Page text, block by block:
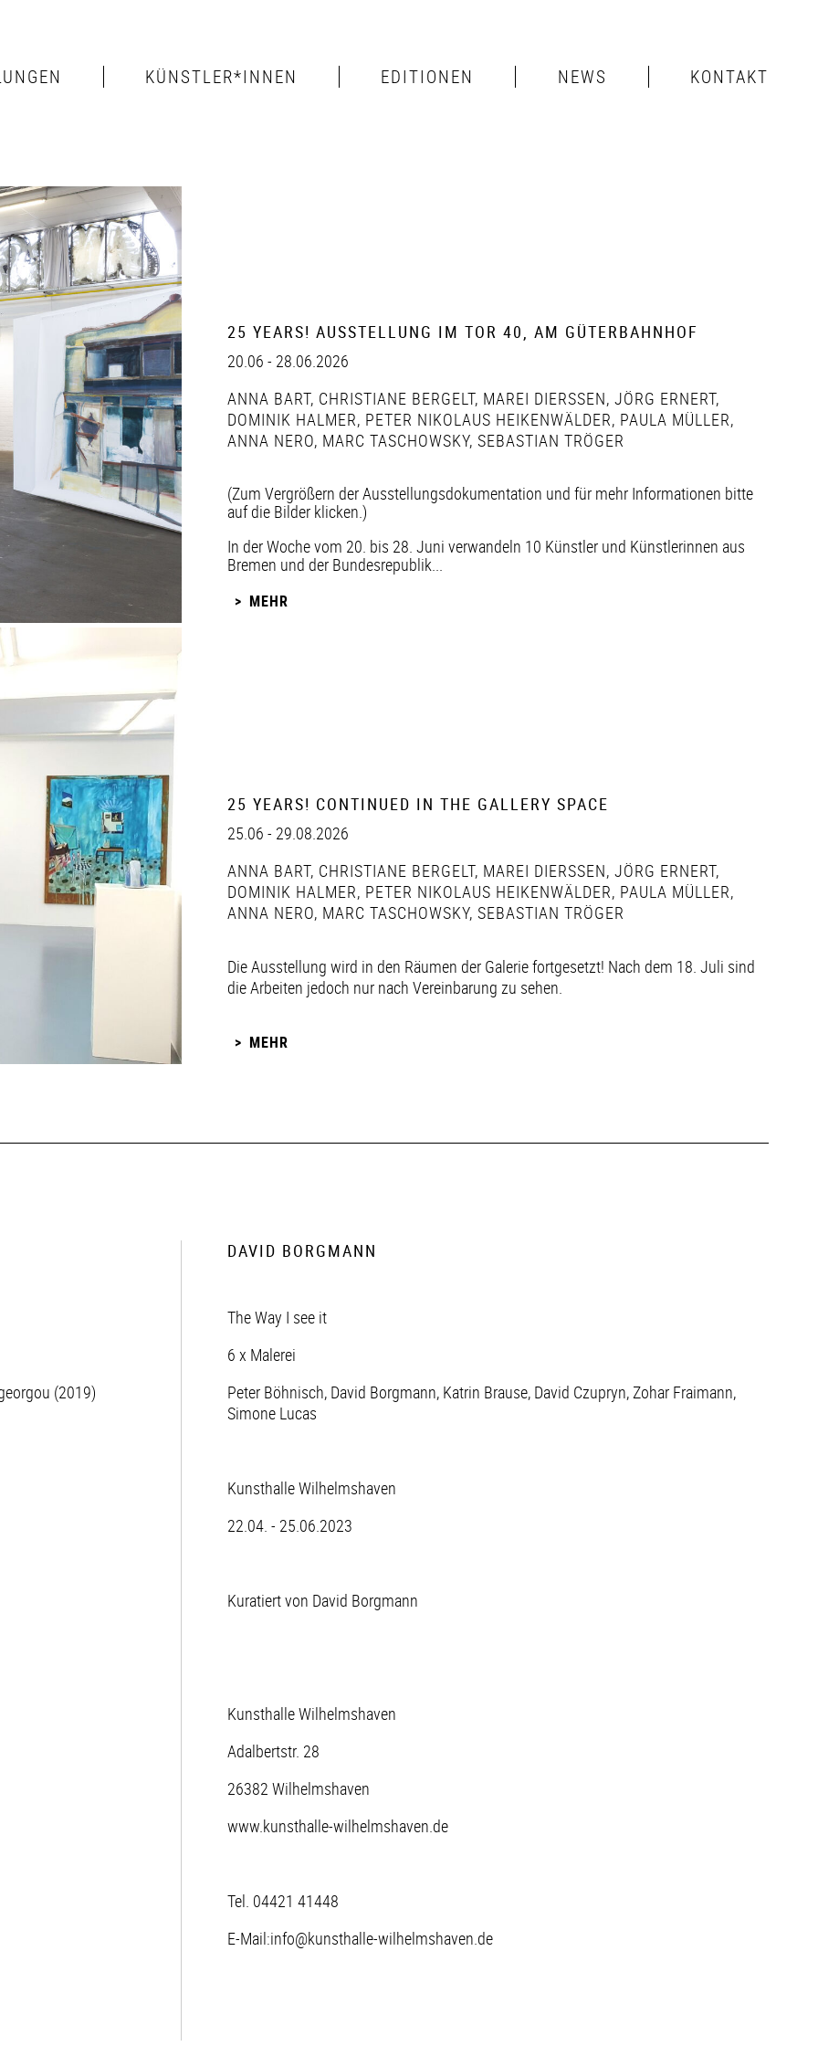
KÜNSTLER*INNEN EDITIONEN NEWS KONTAKT
25 YEARS! AUSSTELLUNG IM TOR 40, AM GÜTERBAHNHOF
20.06 - 28.06.2026
ANNA BART, CHRISTIANE BERGELT, MAREI DIERSSEN , JÖRG ERNERT,
DOMINIK HALMER, PETER NIKOLAUS HEIKENWÄLDER, PAULA MÜLLER,
ANNA NERO, MARC TASCHOWSKY, SEBASTIAN TRÖGER
(Zum Vergrößern der Ausstellungsdokumentation und für mehr Informationen bitte
auf die Bilder klicken.)
In der Woche vom 20. bis 28. Juni verwandeln 10 Künstler und Künstlerinnen aus
Bremen und der Bundesrepublik...
MEHR
25 YEARS! CONTINUED IN THE GALLERY SPACE
25.06 - 29.08.2026
ANNA BART, CHRISTIANE BERGELT, MAREI DIERSSEN , JÖRG ERNERT,
DOMINIK HALMER, PETER NIKOLAUS HEIKENWÄLDER, PAULA MÜLLER,
ANNA NERO, MARC TASCHOWSKY, SEBASTIAN TRÖGER
Die Ausstellung wird in den Räumen der Galerie fortgesetzt! Nach dem 18. Juli sind
die Arbeiten jedoch nur nach Vereinbarung zu sehen.
MEHR
(2019)
DAVID BORGMANN
The Way I see it
6 x Malerei
Peter Böhnisch, David Borgmann, Katrin Brause, David Czupryn, Zohar Fraimann,
Simone Lucas
Kunsthalle Wilhelmshaven
22.04. - 25.06.2023
Kuratiert von David Borgmann
Kunsthalle Wilhelmshaven
Adalbertstr. 28
26382 Wilhelmshaven
www.kunsthalle-wilhelmshaven.de
Tel. 04421 41448
E-Mail:info@kunsthalle-wilhelmshaven.de